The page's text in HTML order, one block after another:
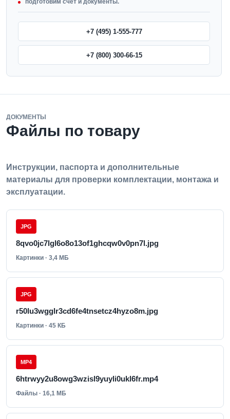
подготовим счет и документы.
+7 (495) 1-555-777
+7 (800) 300-66-15
ДОКУМЕНТЫ
Файлы по товару
Инструкции, паспорта и дополнительные
материалы для проверки комплектации, монтажа и
эксплуатации.
JPG
8qvo0jc7lgl6o8o13of1ghcqw0v0pn7l.jpg
Картинки · 3,4 МБ
JPG
r50lu3wgglr3cd6fe4tnsetcz4hyzo8m.jpg
Картинки · 45 КБ
MP4
6htrwyy2u8owg3wzisl9yuyli0ukl6fr.mp4
Файлы · 16,1 МБ